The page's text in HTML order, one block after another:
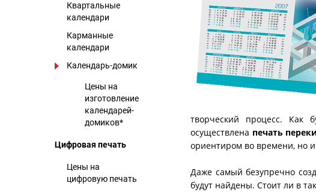
Квартальные
календари
Карманные
календари
Календарь-домик
Цены на
изготовление
календарей-
домиков*
Цифровая печать
Цены на
цифровую печать
творческий процесс. Как
осуществлена печать
ориентиром во времени, но
Даже самый безупречно
будут найдены. Стоит ли в